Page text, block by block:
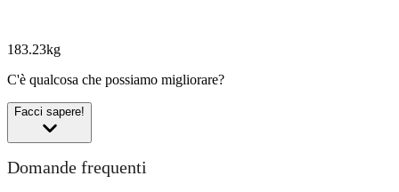
183.23kg
C'è qualcosa che possiamo migliorare?
Facci sapere!
Domande frequenti